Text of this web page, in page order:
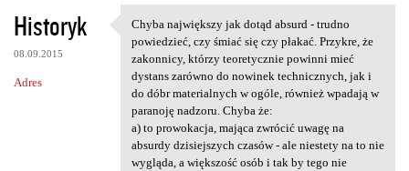
K
o
m
e
Historyk
08.09.2015
Adres
Chyba największy jak dotąd
Chyba największy jak dotąd absurd - trudno
powiedzieć, czy śmiać się czy płakać. Przykre, że
zakonnicy, którzy teoretycznie powinni mieć
dystans zarówno do nowinek technicznych, jak i
do dóbr materialnych w ogóle, również wpadają w
paranoję nadzoru. Chyba że:
a) to prowokacja, mająca zwrócić uwagę na
absurdy dzisiejszych czasów - ale niestety na to nie
wygląda, a większość osób i tak by tego nie